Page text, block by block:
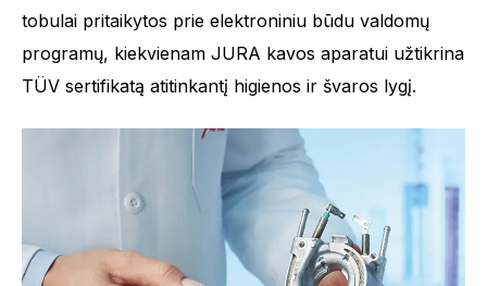
tobulai pritaikytos prie elektroniniu būdu valdomų
programų, kiekvienam JURA kavos aparatui užtikrina
TÜV sertifikatą atitinkantį higienos ir švaros lygį.